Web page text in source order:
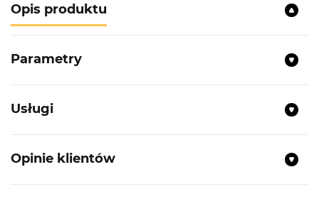
Opis produktu
Parametry
Usługi
Opinie klientów